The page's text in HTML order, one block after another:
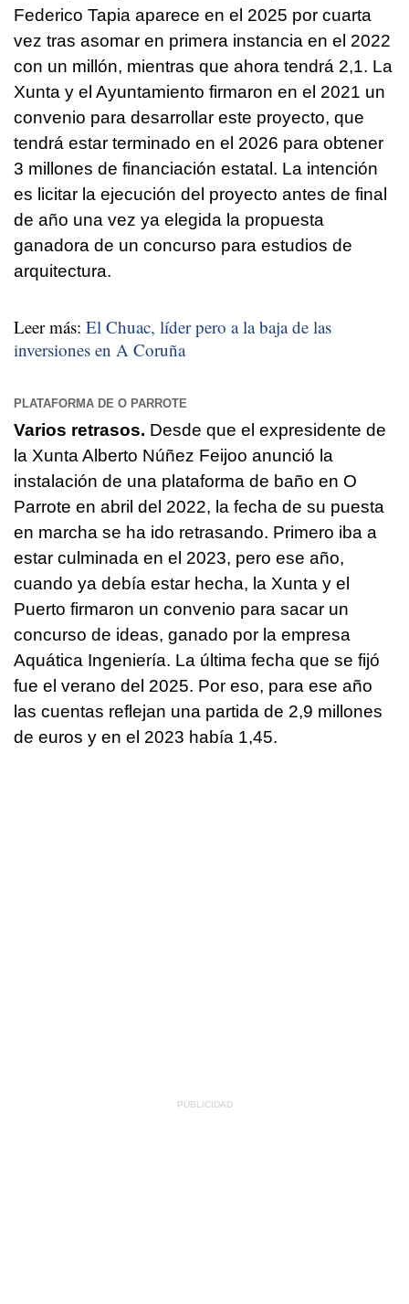
Federico Tapia aparece en el 2025 por cuarta
vez tras asomar en primera instancia en el 2022
con un millón, mientras que ahora tendrá 2,1. La
Xunta y el Ayuntamiento firmaron en el 2021 un
convenio para desarrollar este proyecto, que
tendrá estar terminado en el 2026 para obtener
3 millones de financiación estatal. La intención
es licitar la ejecución del proyecto antes de final
de año una vez ya elegida la propuesta
ganadora de un concurso para estudios de
arquitectura.
Leer más: El Chuac, líder pero a la baja de las
inversiones en A Coruña
PLATAFORMA DE O PARROTE
Varios retrasos. Desde que el expresidente de
la Xunta Alberto Núñez Feijoo anunció la
instalación de una plataforma de baño en O
Parrote en abril del 2022, la fecha de su puesta
en marcha se ha ido retrasando. Primero iba a
estar culminada en el 2023, pero ese año,
cuando ya debía estar hecha, la Xunta y el
Puerto firmaron un convenio para sacar un
concurso de ideas, ganado por la empresa
Aquática Ingeniería. La última fecha que se fijó
fue el verano del 2025. Por eso, para ese año
las cuentas reflejan una partida de 2,9 millones
de euros y en el 2023 había 1,45.